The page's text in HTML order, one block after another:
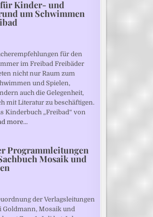
Kinder- und
um Schwimmen
für den
im Freibad Freibäder
nicht nur Raum zum
und Spielen,
auch die Gelegenheit,
mit Literatur zu beschäftigen.
Kinderbuch „Freibad“ von
more…
Programmleitungen
Mosaik und
der Verlagsleitungen
Goldmann, Mosaik und